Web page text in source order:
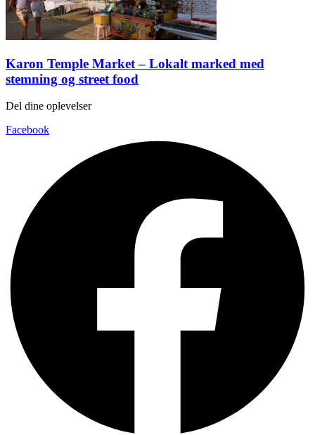
Karon Temple Market – Lokalt marked med
stemning og street food
Del dine oplevelser
Facebook